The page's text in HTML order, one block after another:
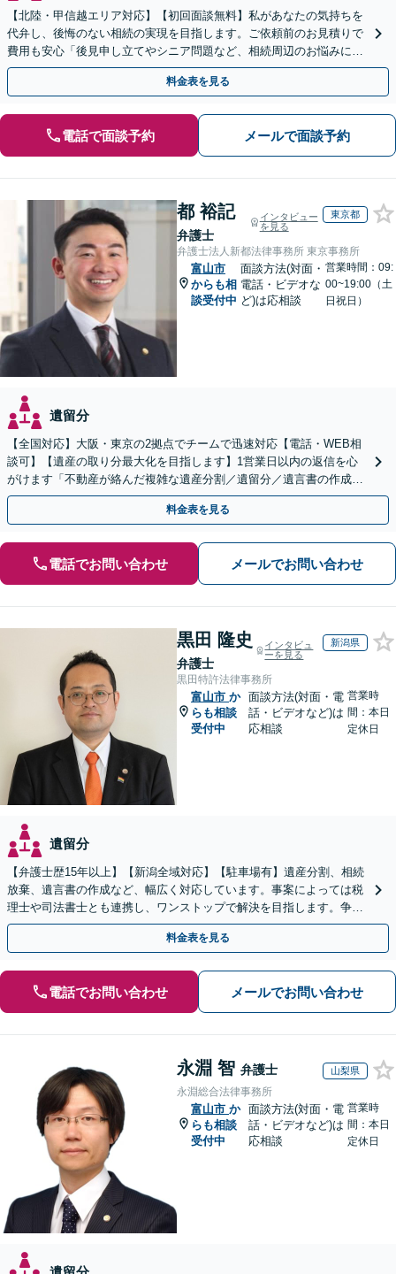
【北陸・甲信越エリア対応】【初回面談無料】私があなたの気持ちを
代弁し、後悔のない相続の実現を目指します。ご依頼前のお見積りで
費用も安心「後見申し立てやシニア問題など、相続周辺のお悩みにも
対処可能」【WEB面談対応】
料金表を見る
電話で面談予約 メールで面談予約
都 裕記
弁護士
インタビュー
を見る
東京都
弁護士法人新都法律事務所 東京事務所
富山市
からも相
談受付中
面談方法(対面・
電話・ビデオな
ど)は応相談
営業時間：09:
00~19:00（土
日祝日）
遺留分
【全国対応】大阪・東京の2拠点でチームで迅速対応【電話・WEB相
談可】【遺産の取り分最大化を目指します】1営業日以内の返信を心
がけます「不動産が絡んだ複雑な遺産分割／遺留分／遺言書の作成・
執行／事業承継など、お任せください」【休日相談あり】
料金表を見る
電話でお問い合わせ メールでお問い合わせ
黒田 隆史
弁護士
インタビュ
ーを見る
新潟県
黒田特許法律事務所
富山市 か
らも相談
受付中
面談方法(対面・電
話・ビデオなど)は
応相談
営業時
間：本日
定休日
遺留分
【弁護士歴15年以上】【新潟全域対応】【駐車場有】遺産分割、相続
放棄、遺言書の作成など、幅広く対応しています。事案によっては税
理士や司法書士とも連携し、ワンストップで解決を目指します。争い
を防ぐためにもぜひご相談ください。【分割払い可】
料金表を見る
電話でお問い合わせ メールでお問い合わせ
永淵 智 弁護士 山梨県
永淵総合法律事務所
富山市 か
らも相談
受付中
面談方法(対面・電
話・ビデオなど)は
応相談
営業時
間：本日
定休日